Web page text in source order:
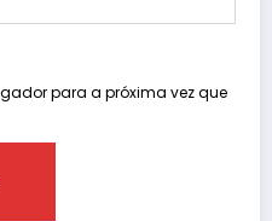
para a próxima vez que